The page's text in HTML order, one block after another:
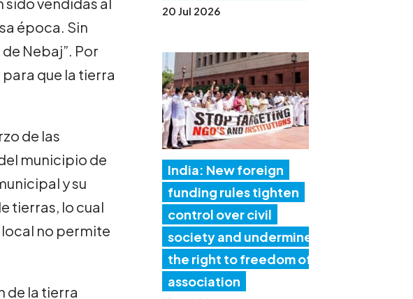
época. Sin
Nebaj”. Por
que la tierra
de las
municipio de
y su
tierras, lo cual
no permite
de la tierra
20 Jul 2026
India: New foreign
funding rules tighten
control over civil
society and undermine
the right to freedom of
association